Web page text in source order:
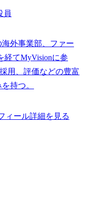
員
外事業部、ファー
経てMyVisionに参
用、評価などの豊富
持つ。
ィール詳細を見る